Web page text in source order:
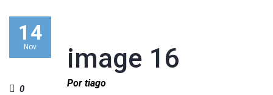
image 16
14
Nov
Por tiago
0